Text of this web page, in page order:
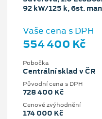
92 kW/125 k, 6st.
Vaše cena s DPH
554 400 Kč
Pobočka
Centrální sklad v ČR
Původní cena s DPH
728 400 Kč
Cenové zvýhodnění
174 000 Kč